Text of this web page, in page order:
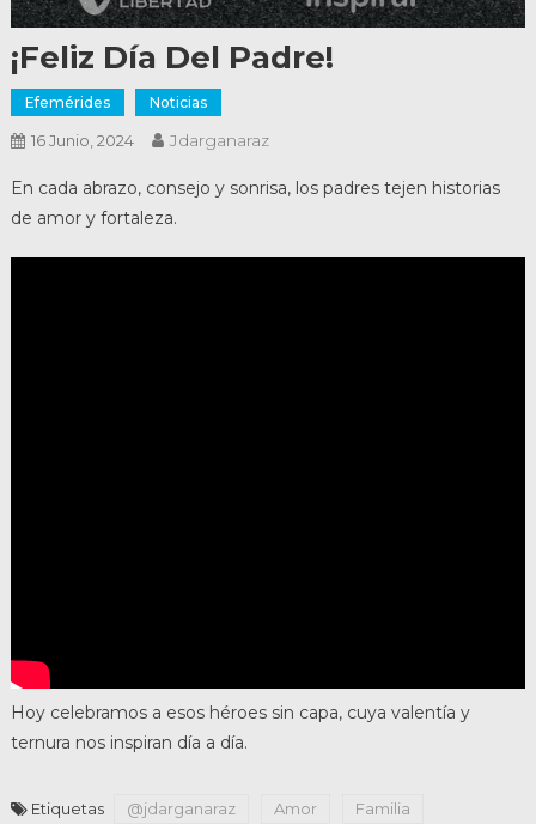
¡Feliz Día Del Padre!
Efemérides Noticias
16 Junio, 2024 Jdarganaraz
En cada abrazo, consejo y sonrisa, los padres tejen historias
de amor y fortaleza.
Hoy celebramos a esos héroes sin capa, cuya valentía y
ternura nos inspiran día a día.
Etiquetas @jdarganaraz Amor
Familia